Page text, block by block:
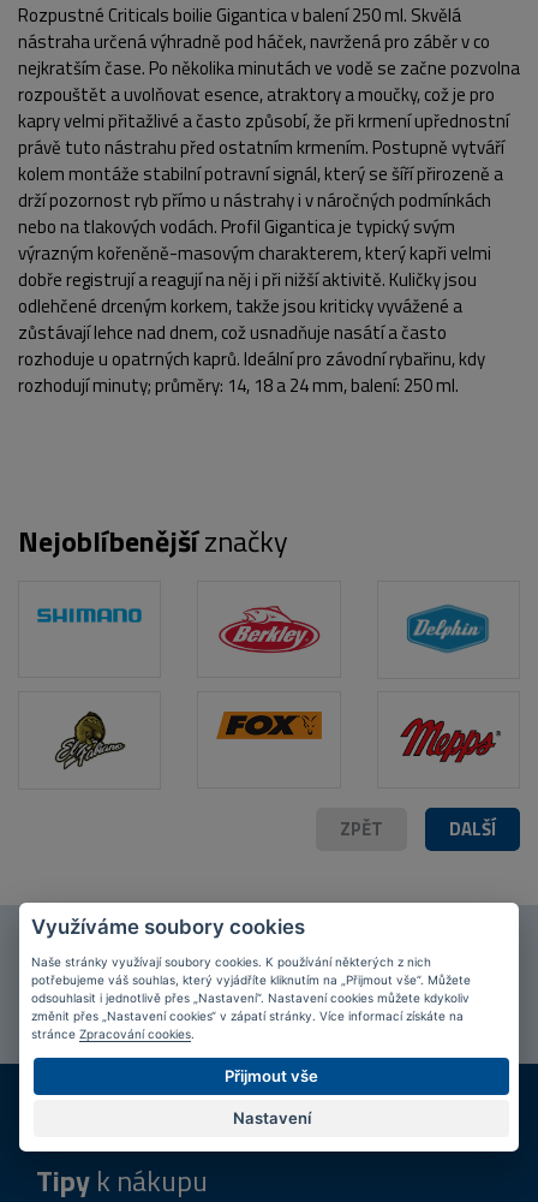
POPIS PRODUKTU FOTO (11)
Rozpustné Criticals boilie Gigantica v balení 250 ml. Skvělá
nástraha určená výhradně pod háček, navržená pro záběr v co
nejkratším čase. Po několika minutách ve vodě se začne pozvolna
rozpouštět a uvolňovat esence, atraktory a moučky, což je pro
kapry velmi přitažlivé a často způsobí, že při krmení upřednostní
právě tuto nástrahu před ostatním krmením. Postupně vytváří
kolem montáže stabilní potravní signál, který se šíří přirozeně a
drží pozornost ryb přímo u nástrahy i v náročných podmínkách
nebo na tlakových vodách. Profil Gigantica je typický svým
výrazným kořeněně-masovým charakterem, který kapři velmi
dobře registrují a reagují na něj i při nižší aktivitě. Kuličky jsou
odlehčené drceným korkem, takže jsou kriticky vyvážené a
zůstávají lehce nad dnem, což usnadňuje nasátí a často
rozhoduje u opatrných kaprů. Ideální pro závodní rybařinu, kdy
rozhodují minuty; průměry: 14, 18 a 24 mm, balení: 250 ml.
Nejoblíbenějšíznačky
DALŠÍ
ZPĚT
Připojte se k našimfanouškůmna Facebooku!
PŘIPOJIT SE
DOPRAVA ZDARMA
KAMENNÉ PRODEJNY
Jsme na trhu více než 10 let
Tipyk nákupu
Využíváme soubory cookies
Naše stránky využívají soubory cookies. K používání některých z nich
potřebujeme váš souhlas, který vyjádříte kliknutím na „Přijmout vše“. Můžete
odsouhlasit i jednotlivě přes „Nastavení“. Nastavení cookies můžete kdykoliv
změnit přes „Nastavení cookies“ v zápatí stránky. Více informací získáte na
stránce Zpracování cookies
Přijmout vše
Nastavení